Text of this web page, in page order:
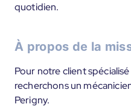
quotidien.
À propos de la
Pour notre client
recherchons un
Perigny.